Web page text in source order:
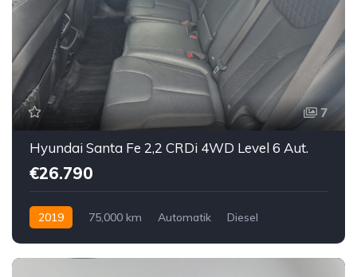
7
Hyundai Santa Fe 2,2 CRDi 4WD Level 6 Aut.
€26.790
2019 75,000 km Automatik
Diesel